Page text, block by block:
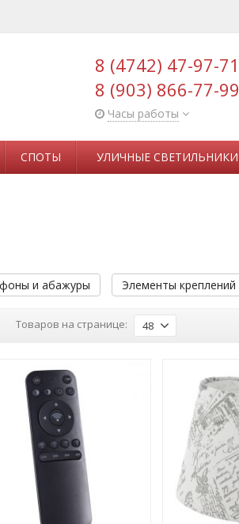
8 (4742) 47-97-71
8 (903) 866-77-99
Часы работы
СПОТЫ УЛИЧНЫЕ СВЕТИЛЬНИКИ
и абажуры Элементы креплений
Товаров на странице: 48